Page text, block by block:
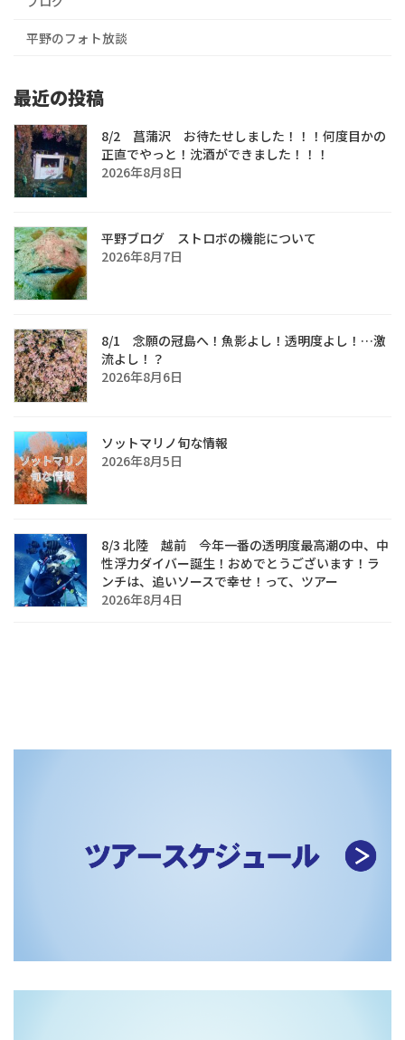
平野のフォト放談
最近の投稿
8/2 菖蒲沢 お待たせしました！！！何度目かの
正直でやっと！沈酒ができました！！！
2026年8月8日
平野ブログ ストロボの機能について
2026年8月7日
8/1 念願の冠島へ！魚影よし！透明度よし！…激
流よし！？
2026年8月6日
ソットマリノ旬な情報
2026年8月5日
8/3 北陸 越前 今年一番の透明度最高潮の中、中
性浮力ダイバー誕生！おめでとうございます！ラ
ンチは、追いソースで幸せ！って、ツアー
2026年8月4日